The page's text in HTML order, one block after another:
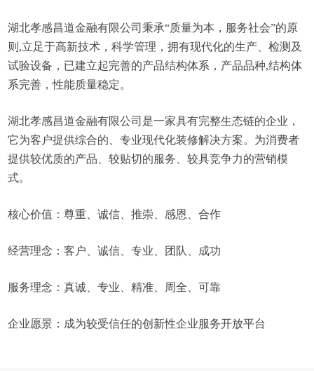
湖北孝感昌道金融有限公司秉承“质量为本，服务社会”的原
则,立足于高新技术，科学管理，拥有现代化的生产、检测及
试验设备，已建立起完善的产品结构体系，产品品种,结构体
系完善，性能质量稳定。
湖北孝感昌道金融有限公司是一家具有完整生态链的企业，
它为客户提供综合的、专业现代化装修解决方案。为消费者
提供较优质的产品、较贴切的服务、较具竞争力的营销模
式。
核心价值：尊重、诚信、推崇、感恩、合作
经营理念：客户、诚信、专业、团队、成功
服务理念：真诚、专业、精准、周全、可靠
企业愿景：成为较受信任的创新性企业服务开放平台